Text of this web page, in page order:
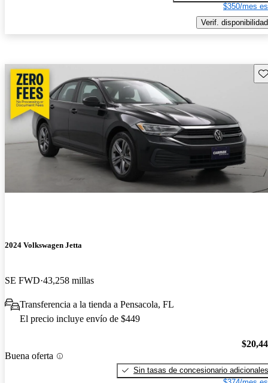
$350/mes
Verif. disponibilidad
2024 Volkswagen Jetta
SE FWD 43,258 millas
Transferencia a la tienda a Pensacola, FL
El precio incluye envío de $449
Buena oferta
Sin tasas de concesionario adicionales